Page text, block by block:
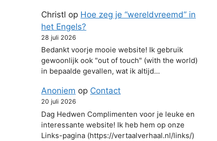
Christl op Hoe zeg je “wereldvreemd” in
het Engels?
28 juli 2026
Bedankt voorje mooie website! Ik gebruik
gewoonlijk ook "out of touch" (with the world)
in bepaalde gevallen, wat ik altijd…
Anoniem op Contact
20 juli 2026
Dag Hedwen Complimenten voor je leuke en
interessante website! Ik heb hem op onze
Links-pagina (https://vertaalverhaal.nl/links/)